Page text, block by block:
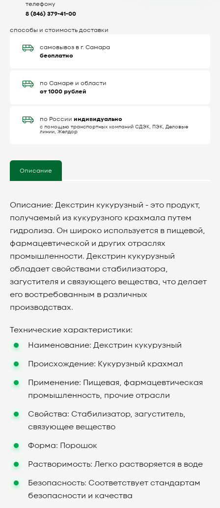
телефону
8 (846) 379-41-00
способы и стоимость доставки
самовывоз в г. Самара
бесплатно
по Самаре и области
от 1000 рублей
по России индивидуально
с помощью транспортных компаний СДЭК, ПЭК, Деловые
линии, Желдор
Описание
Описание: Декстрин кукурузный - это продукт,
получаемый из кукурузного крахмала путем
гидролиза. Он широко используется в пищевой,
фармацевтической и других отраслях
промышленности. Декстрин кукурузный
обладает свойствами стабилизатора,
загустителя и связующего вещества, что делает
его востребованным в различных
производствах.
Технические характеристики:
Наименование: Декстрин кукурузный
Происхождение: Кукурузный крахмал
Применение: Пищевая, фармацевтическая
промышленность, прочие отрасли
Свойства: Стабилизатор, загуститель,
связующее вещество
Форма: Порошок
Растворимость: Легко растворяется в воде
Безопасность: Соответствует стандартам
безопасности и качества